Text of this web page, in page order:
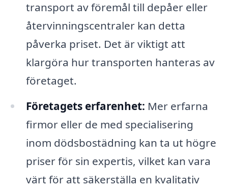
transport av föremål till depåer eller
återvinningscentraler kan detta
påverka priset. Det är viktigt att
klargöra hur transporten hanteras av
företaget.
Företagets erfarenhet: Mer erfarna
firmor eller de med specialisering
inom dödsbostädning kan ta ut högre
priser för sin expertis, vilket kan vara
värt för att säkerställa en kvalitativ